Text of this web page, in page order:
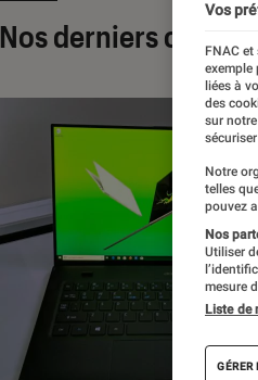
Nos derniers
Vos
FNAC
exemple
liées à
des
sur
Notre
telles
pouvez
Nos
Utiliser
mesure
Liste de
GÉRER